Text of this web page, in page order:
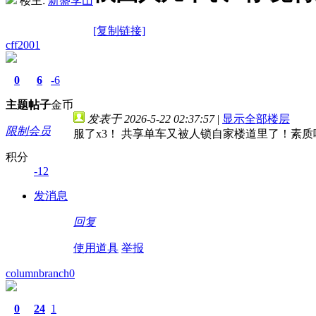
[复制链接]
cff2001
0
主题
6
帖子
-6
金币
限制会员
积分
-12
发消息
发表于 2026-5-22 02:37:57 | 显示全部楼层
服了x3！ 共享单车又被人锁自家楼道里了！素质
回复
使用道具 举报
columnbranch0
0 24 1